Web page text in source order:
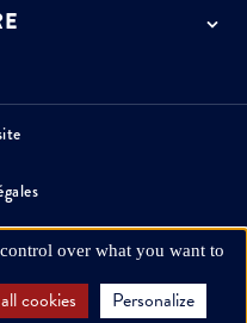
over what you want to
cookies Personalize